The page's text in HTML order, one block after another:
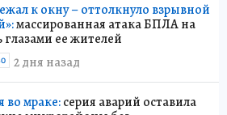
к окну – оттолкнуло взрывной
массированная атака БПЛА на
глазами ее жителей
2 дня назад
во мраке:серия аварий оставила